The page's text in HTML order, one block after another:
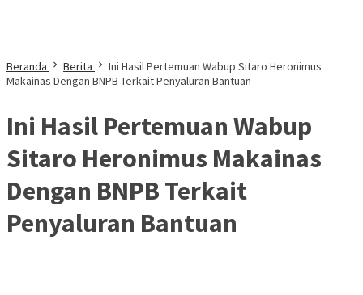
Beranda Berita
Ini Hasil Pertemuan Wabup Sitaro Heronimus
Makainas Dengan BNPB Terkait Penyaluran Bantuan
Ini Hasil Pertemuan Wabup
Sitaro Heronimus Makainas
Dengan BNPB Terkait
Penyaluran Bantuan